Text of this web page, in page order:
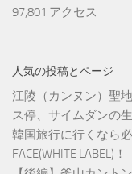
97,801 アクセス
人気の投稿とページ
江陵（カンヌン）聖
ス停、サイムダンの
韓国旅行に行くなら
FACE(WHITE LABEL)！